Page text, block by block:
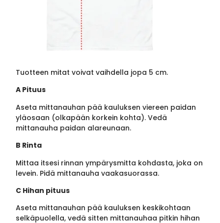
Tuotteen mitat voivat vaihdella jopa 5 cm.
A Pituus
Aseta mittanauhan pää kauluksen viereen paidan
yläosaan (olkapään korkein kohta). Vedä
mittanauha paidan alareunaan.
B Rinta
Mittaa itsesi rinnan ympärysmitta kohdasta, joka on
levein. Pidä mittanauha vaakasuorassa.
C Hihan pituus
Aseta mittanauhan pää kauluksen keskikohtaan
selkäpuolella, vedä sitten mittanauhaa pitkin hihan